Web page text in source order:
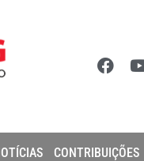
CONTRIBUIÇÕES